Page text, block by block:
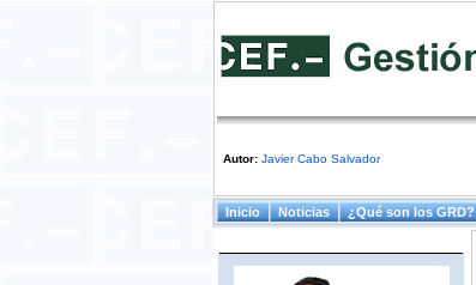
Autor: Javier Cabo Salvador
Menú principal
Inicio Noticias ¿Qué son los GRD?